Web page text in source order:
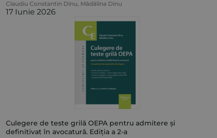
Claudiu Constantin Dinu, Mădălina Dinu
17 Iunie 2026
Culegere de teste grilă OEPA pentru admitere și
definitivat în avocatură. Ediția a 2-a